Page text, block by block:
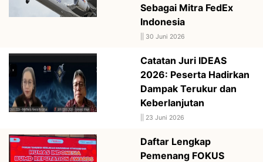
Sebagai Mitra FedEx
Indonesia
30 Juni 2026
Catatan Juri IDEAS
2026: Peserta Hadirkan
Dampak Terukur dan
Keberlanjutan
23 Juni 2026
Daftar Lengkap
Pemenang FOKUS